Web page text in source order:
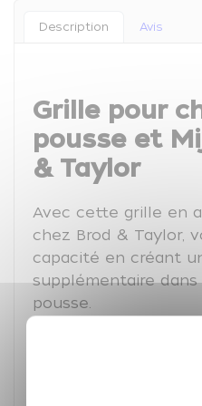
Description Avis
Grille pour
pousse et
& Taylor
Avec cette grille en
chez Brod & Taylor,
capacité en créant
supplémentaire
pousse.
Ce kit étagère crée
dans la chambre de